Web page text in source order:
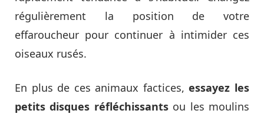
régulièrement la position de votre
effaroucheur pour continuer à intimider ces
oiseaux rusés.
En plus de ces animaux factices,essayez les
petits disques réfléchissantsou les moulins